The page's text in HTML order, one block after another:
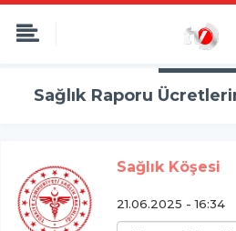
Sağlık Raporu
Sağlık Köşesi
21.06.2025 - 16:34